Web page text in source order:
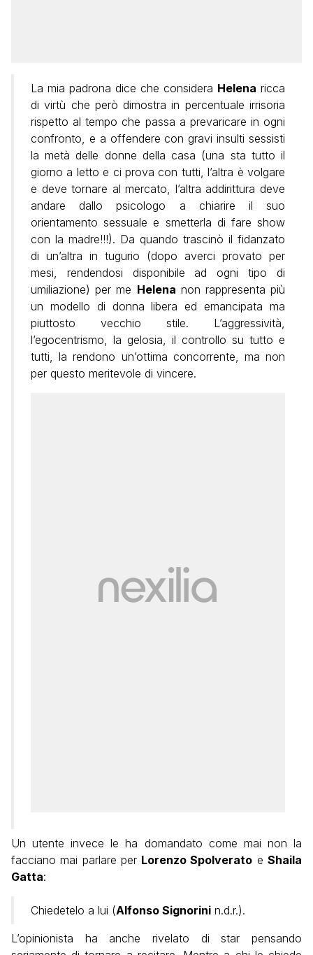
La mia padrona dice che considera Helena ricca
di virtù che però dimostra in percentuale irrisoria
rispetto al tempo che passa a prevaricare in ogni
confronto, e a offendere con gravi insulti sessisti
la metà delle donne della casa (una sta tutto il
giorno a letto e ci prova con tutti, l’altra è volgare
e deve tornare al mercato, l’altra addirittura deve
andare dallo psicologo a chiarire il suo
orientamento sessuale e smetterla di fare show
con la madre!!!). Da quando trascinò il fidanzato
di un’altra in tugurio (dopo averci provato per
mesi, rendendosi disponibile ad ogni tipo di
umiliazione) per me Helena non rappresenta più
un modello di donna libera ed emancipata ma
piuttosto vecchio stile. L’aggressività,
l’egocentrismo, la gelosia, il controllo su tutto e
tutti, la rendono un’ottima concorrente, ma non
per questo meritevole di vincere.
Un utente invece le ha domandato come mai non la
facciano mai parlare per Lorenzo Spolverato eShaila
Gatta:
Chiedetelo a lui (Alfonso Signorini n.d.r.).
L’opinionista ha anche rivelato di star pensando